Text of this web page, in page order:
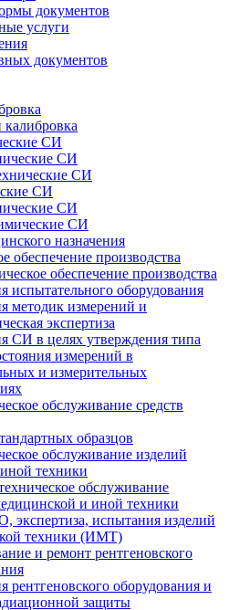
документов
услуги
документов
СИ
СИ
СИ
СИ
СИ
СИ
назначения
обеспечение производства
обеспечение производства
испытательного оборудования
методик измерений и
экспертиза
СИ в целях утверждения типа
измерений в
и измерительных
обслуживание средств
образцов
обслуживание изделий
техники
обслуживание
и иной техники
экспертиза, испытания изделий
техники (ИМТ)
и ремонт рентгеновского
рентгеновского оборудования и
защиты